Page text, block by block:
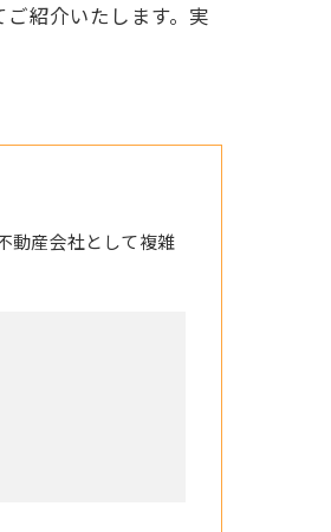
紹介いたします。実
動産会社として複雑